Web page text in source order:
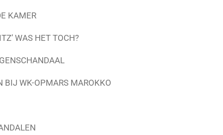
KAMER
WAS HET TOCH?
BIJ WK-OPMARS MAROKKO